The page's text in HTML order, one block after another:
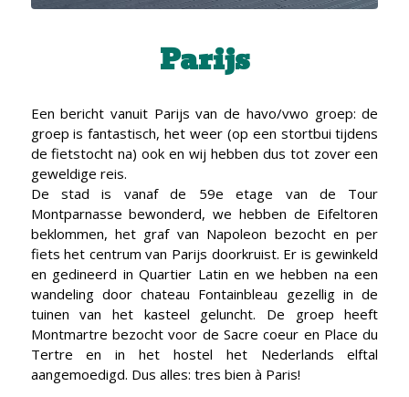
Parijs
Een bericht vanuit Parijs van de havo/vwo groep: de
groep is fantastisch, het weer (op een stortbui tijdens
de fietstocht na) ook en wij hebben dus tot zover een
geweldige reis.
De stad is vanaf de 59e etage van de Tour
Montparnasse bewonderd, we hebben de Eifeltoren
beklommen, het graf van Napoleon bezocht en per
fiets het centrum van Parijs doorkruist. Er is gewinkeld
en gedineerd in Quartier Latin en we hebben na een
wandeling door chateau Fontainbleau gezellig in de
tuinen van het kasteel geluncht. De groep heeft
Montmartre bezocht voor de Sacre coeur en Place du
Tertre en in het hostel het Nederlands elftal
aangemoedigd. Dus alles: tres bien à Paris!